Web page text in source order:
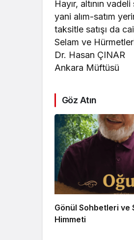
Hayır, altının
yani alım-satım
taksitle satışı da
Selam ve
Dr. Hasan ÇINAR
Ankara Müftüsü
Göz Atın
Gönül Sohbetleri ve
Himmeti